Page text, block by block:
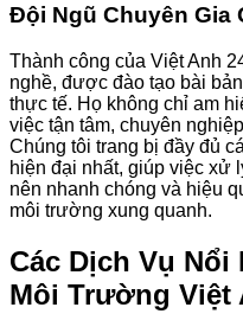
Đội Ngũ Chuyên Gia
Thành công của Việt Anh
nghề, được đào tạo bài
thực tế. Họ không chỉ am
việc tận tâm, chuyên
Chúng tôi trang bị đầy đủ
hiện đại nhất, giúp việc xử
nên nhanh chóng và hiệu
môi trường xung quanh.
Các Dịch Vụ
Môi Trường Việt